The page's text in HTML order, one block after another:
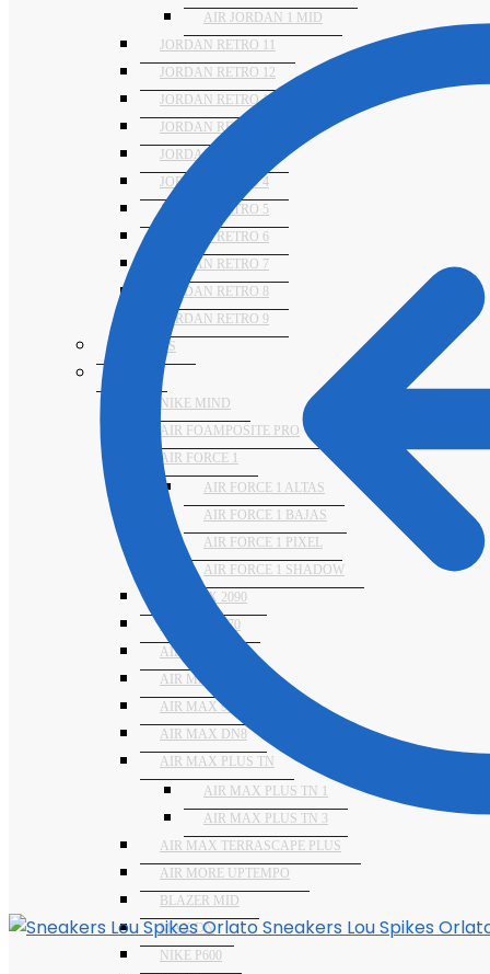
AIR JORDAN 1 MID
JORDAN RETRO 11
JORDAN RETRO 12
JORDAN RETRO 13
JORDAN RETRO 14
JORDAN RETRO 3
JORDAN RETRO 4
JORDAN RETRO 5
JORDAN RETRO 6
JORDAN RETRO 7
JORDAN RETRO 8
JORDAN RETRO 9
NUMERIS
NIKE MIND
AIR FOAMPOSITE PRO
AIR FORCE 1
AIR FORCE 1 ALTAS
AIR FORCE 1 BAJAS
AIR FORCE 1 PIXEL
AIR FORCE 1 SHADOW
AIR MAX 2090
AIR MAX 270
AIR MAX 90
AIR MAX 95
AIR MAX 97
AIR MAX DN8
AIR MAX PLUS TN
AIR MAX PLUS TN 1
AIR MAX PLUS TN 3
AIR MAX TERRASCAPE PLUS
AIR MORE UPTEMPO
BLAZER MID
MAX DN
NIKE P600
Sneakers Lou Spikes